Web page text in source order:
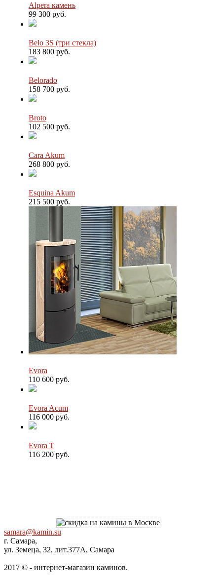
Alpera камень
99 300 руб.
Belo 3S (три стекла)
183 800 руб.
Belorado
158 700 руб.
Broto
102 500 руб.
Cara Akum
268 800 руб.
Esquina Akum
215 500 руб.
Evora
110 600 руб.
Evora Acum
116 000 руб.
Evora T
116 200 руб.
samara@kamin.su
г. Самара,
ул. Земеца, 32, лит.377А, Самара
2017 © - интернет-магазин каминов.